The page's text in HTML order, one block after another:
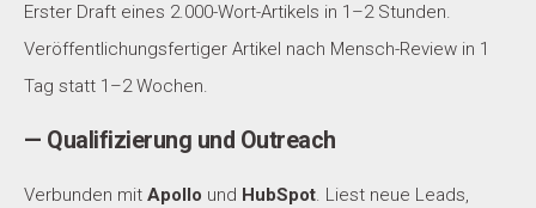
Erster Draft eines 2.000-Wort-Artikels in 1–2 Stunden.
Veröffentlichungsfertiger Artikel nach Mensch-Review in 1
Tag statt 1–2 Wochen.
— Qualifizierung und Outreach
Verbunden mit Apollo und HubSpot. Liest neue Leads,